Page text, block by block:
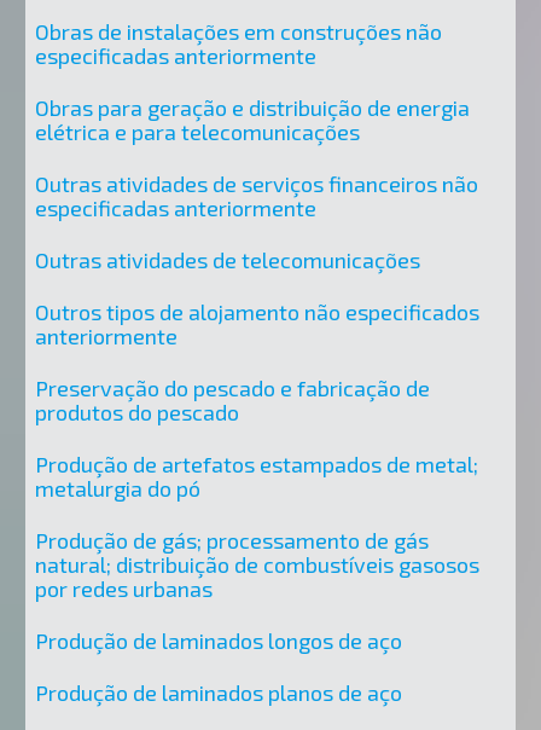
Obras de instalações em construções não
especificadas anteriormente
Obras para geração e distribuição de energia
elétrica e para telecomunicações
Outras atividades de serviços financeiros não
especificadas anteriormente
Outras atividades de telecomunicações
Outros tipos de alojamento não especificados
anteriormente
Preservação do pescado e fabricação de
produtos do pescado
Produção de artefatos estampados de metal;
metalurgia do pó
Produção de gás; processamento de gás
natural; distribuição de combustíveis gasosos
por redes urbanas
Produção de laminados longos de aço
Produção de laminados planos de aço